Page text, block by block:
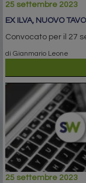
25 settembre 2023
EX ILVA, NUOVO
Convocato per il 27
di Gianmario Leone
25 settembre 2023